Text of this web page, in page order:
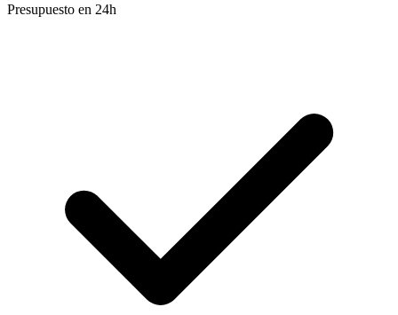
Presupuesto en 24h